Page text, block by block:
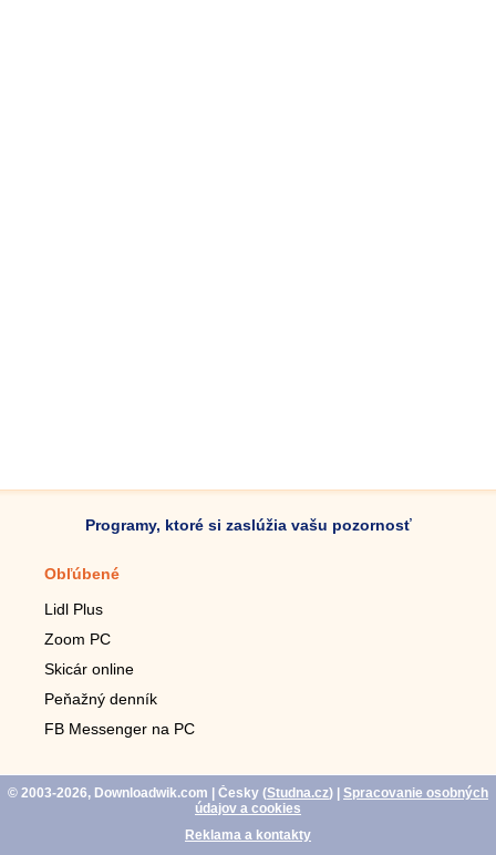
Programy, ktoré si zaslúžia vašu pozornosť
Obľúbené
Lidl Plus
Zoom PC
Skicár online
Peňažný denník
FB Messenger na PC
© 2003-2026, Downloadwik.com | Česky (Studna.cz)
Spracovanie osobných
údajov a cookies
Reklama a kontakty